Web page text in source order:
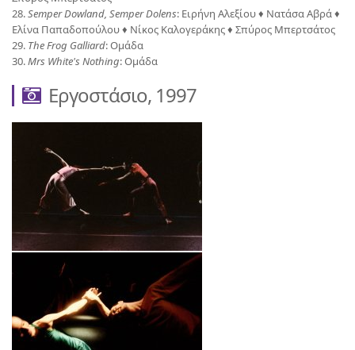
28.Semper Dowland, Semper Dolens: Ειρήνη Αλεξίου ♦ Νατάσα Αβρά ♦
Ελίνα Παπαδοπούλου ♦ Νίκος Καλογεράκης ♦ Σπύρος Μπερτσάτος
29. The Frog Galliard: Ομάδα
30.Mrs White's Nothing: Ομάδα
Εργοστάσιο, 1997